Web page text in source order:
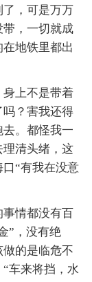
，可是万万
，一切就成
地铁里都出
上不是带着
？害我还得
。都怪我一
清头绪，这
“有我在没意
情都没有百
”，没有绝
的是临危不
车来将挡，水